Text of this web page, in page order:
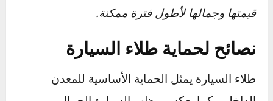
للحفاظ على الطلاء الجديد وحمايته من العوامل
الخارجية مثل الأشعة الشمسية والمطر، قم بتطبيق
طبقة من شمع السيارة. وزّع الشمع بالتساوي
باستخدام قطعة قماش ناعمة، ثم اتركه ليجف قليلاً